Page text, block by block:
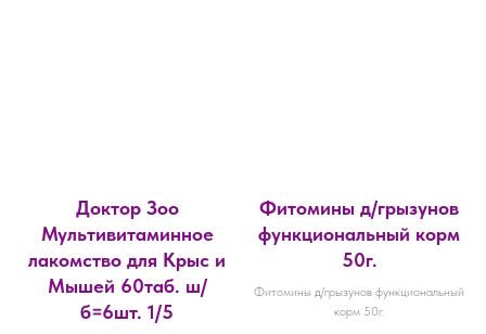
Доктор Зоо
Мультивитаминное
лакомство для Крыс и
Мышей 60таб. ш/
б=6шт. 1/5
Фитомины д/грызунов
функциональный корм
50г.
Фитомины д/грызунов функциональный
корм 50г.